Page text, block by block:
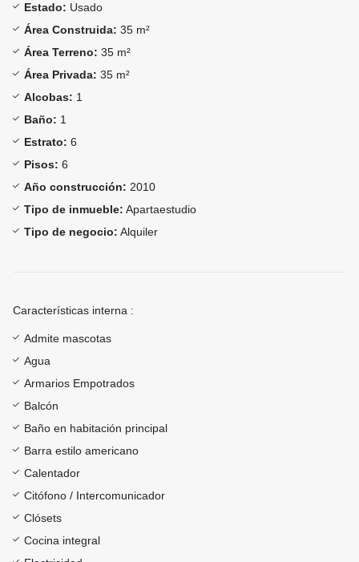
Estado: Usado
Área Construida: 35 m²
Área Terreno: 35 m²
Área Privada: 35 m²
Alcobas: 1
Baño: 1
Estrato: 6
Pisos: 6
Año construcción: 2010
Tipo de inmueble: Apartaestudio
Tipo de negocio: Alquiler
Características interna :
Admite mascotas
Agua
Armarios Empotrados
Balcón
Baño en habitación principal
Barra estilo americano
Calentador
Citófono / Intercomunicador
Clósets
Cocina integral